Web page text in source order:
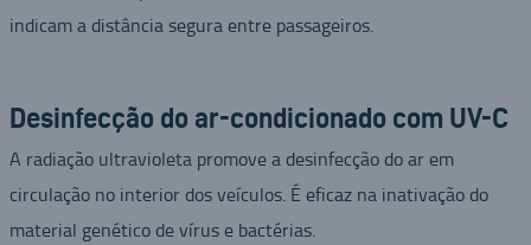
indicam a distância segura entre passageiros.
Desinfecção do ar-condicionado com UV-C
A radiação ultravioleta promove a desinfecção do ar em
circulação no interior dos veículos. É eficaz na inativação do
material genético de vírus e bactérias.